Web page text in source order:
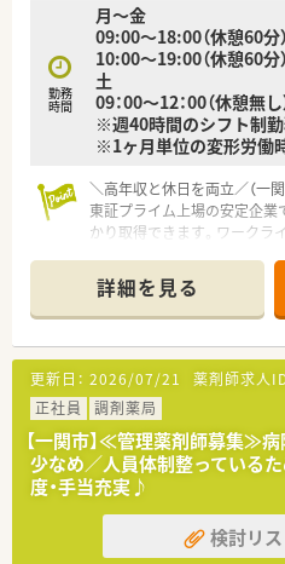
勤務
時間
月～金
09:00～18:00（休憩60分）
10:00～19:00（休憩60分）
土
09：00～12：00（休憩無し
※週40時間のシフト制
※1ヶ月単位の変形労働
＼高年収と休日を両立／（一
東証プライム上場の安定企業
かり取得できます。ワークラ
＊
【店舗情報と応需状況について
■最寄り駅から徒歩約10分と
でも自家用車でも非常に通勤
■近隣にある地域基幹の総合
1日の平均処方箋枚数は約80
■薬剤師5名と医療事務4名の
め、一人ひとりが落ち着いて
【法人特徴について】
■医療や介護など5つの事業
地域に住む人々の健康を包括
■20年以上前から在宅医療の
詳細を見る
更新日： 2026/07/21 薬剤師求人ID
正社員
調剤薬局
【一関市】≪管理薬剤師募集≫
少なめ／人員体制整っている
度・手当充実♪
検討リ